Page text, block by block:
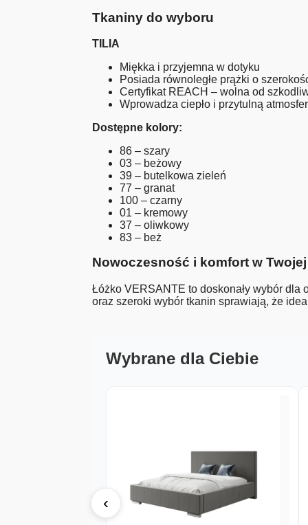
Tkaniny do wyboru
TILIA
Miękka i przyjemna w dotyku
Posiada równoległe prążki o
Certyfikat REACH – wolna od
Wprowadza ciepło i przytulną
Dostępne kolory:
86 – szary
03 – beżowy
39 – butelkowa zieleń
77 – granat
100 – czarny
01 – kremowy
37 – oliwkowy
83 – beż
Nowoczesność i komfort w
Łóżko VERSANTE to doskonały wybór
oraz szeroki wybór tkanin sprawiają, że
Wybrane dla Ciebie
‹